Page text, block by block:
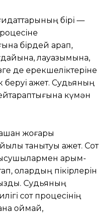
бірі —
бірдей қарап,
лауазымына,
де ерекшеліктеріне
беруі қажет. Судьяның
күмән
жоғары
танытуы қажет. Сот
қарым-
олардың пікірлерін
Судьяның
сот процесінің
қоймай,